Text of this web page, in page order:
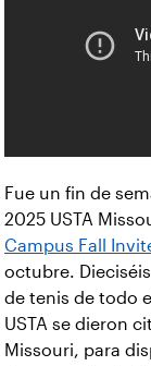
Fue un fin de
2025 USTA
Campus Fall
octubre.
de tenis de todo
USTA se dieron
Missouri, para